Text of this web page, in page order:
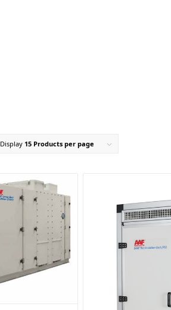
Display 15 Products per page